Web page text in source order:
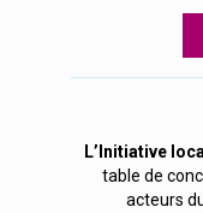
L’Initiative
table de
acteurs